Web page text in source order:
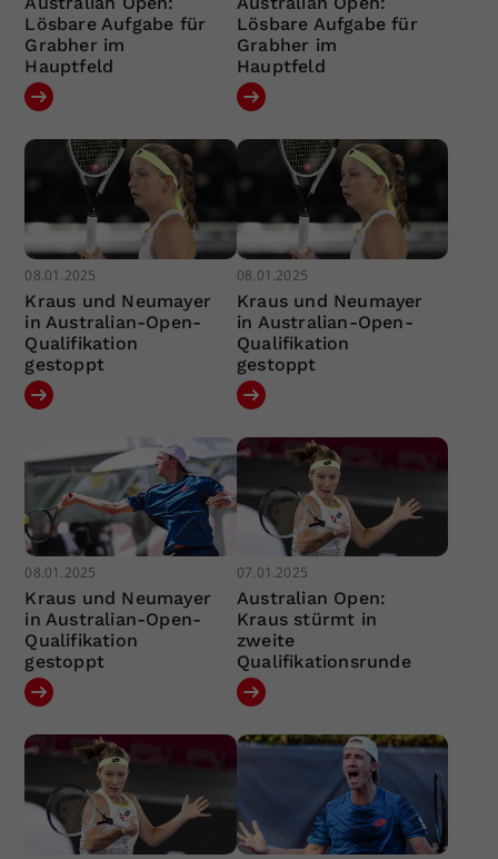
Lösbare Aufgabe für
Grabher im
Hauptfeld
Lösbare Aufgabe für
Grabher im
Hauptfeld
08.01.2025
Kraus und Neumayer
in Australian-Open-
Qualifikation
gestoppt
08.01.2025
Kraus und Neumayer
in Australian-Open-
Qualifikation
gestoppt
08.01.2025
Kraus und Neumayer
in Australian-Open-
Qualifikation
gestoppt
07.01.2025
Australian Open:
Kraus stürmt in
zweite
Qualifikationsrunde